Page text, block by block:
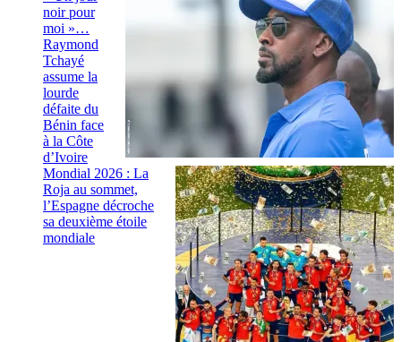
noir pour
moi »…
Raymond
Tchayé
assume la
lourde
défaite du
Bénin face
à la Côte
d’Ivoire
Mondial 2026 : La
Roja au sommet,
l’Espagne décroche
sa deuxième étoile
mondiale